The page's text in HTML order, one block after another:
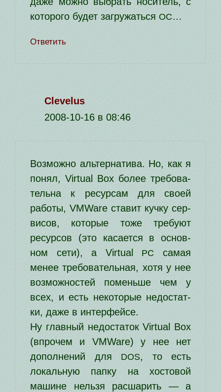
кото­ро­го будет загру­жать­ся ОС…
Ответить
Clevelus
2008-10-16 в 08:46
Возможно аль­тер­на­ти­ва. Но, как я
понял, Virtual Box более тре­бо­ва­
тель­на к ресур­сам для сво­ей
рабо­ты, VMWare ста­вит куч­ку сер­
ви­сов, кото­рые тоже тре­бу­ют
ресур­сов (это каса­ет­ся в основ­
ном сети), а Virtual PC
самая
менее тре­бо­ва­тель­ная, хотя у нее
воз­мож­но­стей помень­ше чем у
всех, и есть неко­то­рые недо­стат­
ки, даже в интерфейсе.
Ну глав­ный недо­ста­ток Virtual Box
(впро­чем и VMWare) у нее нет
допол­не­ний для DOS, то есть
локаль­ную пап­ку на хосто­вой
машине нель­зя рас­ша­рить — а